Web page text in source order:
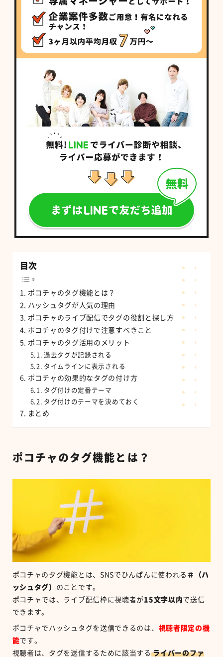
目次
ポコチャのタグ機能とは？
ハッシュタグが人気の理由
ポコチャのライブ配信でタグの役割と探し方
ポコチャのタグ付けで注意すべきこと
ポコチャのタグ活用のメリット
過去タグが記録される
タイムラインに表示される
ポコチャの効果的なタグの付け方
タグ付けの定番テーマ
タグ付けのテーマを決めておく
まとめ
ポコチャのタグ機能とは？
ポコチャのタグ機能とは、 SNSでひんぱんに使われる ＃（ハ
ッシュタグ） のことです。
ポコチャでは、ライブ配信枠に視聴者が15文字以内で送信
できます。
ポコチャでハッシュタグを送信できるのは、 視聴者限定の機
能です。
視聴者は、タグを送信するために該当する ライバーのファ